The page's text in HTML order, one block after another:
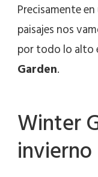
Precisamente
paisajes nos
por todo lo alto
Garden.
Winter
invierno